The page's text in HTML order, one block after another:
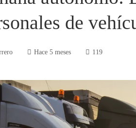
de
Hace 5 meses 119